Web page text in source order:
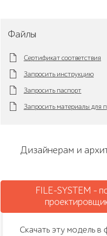
Файлы
Сертификат соответствия
Запросить инструкцию
Запросить паспорт
Запросить материалы для
Дизайнерам и
FILE-SYSTEM -
Скачать эту модель в